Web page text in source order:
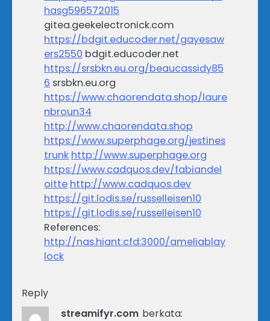
hasg596572015
gitea.geekelectronick.com
https://bdgit.educoder.net/gayesaw
ers2550 bdgit.educoder.net
https://srsbkn.eu.org/beaucassidy85
6 srsbkn.eu.org
https://www.chaorendata.shop/laure
nbroun34
http://www.chaorendata.shop
https://www.superphage.org/jestines
trunk http://www.superphage.org
https://www.cadquos.dev/fabiandel
oitte http://www.cadquos.dev
https://git.lodis.se/russelleisen10
https://git.lodis.se/russelleisen10
References:
http://nas.hiant.cfd:3000/ameliablay
lock
Reply
streamifyr.com berkata: